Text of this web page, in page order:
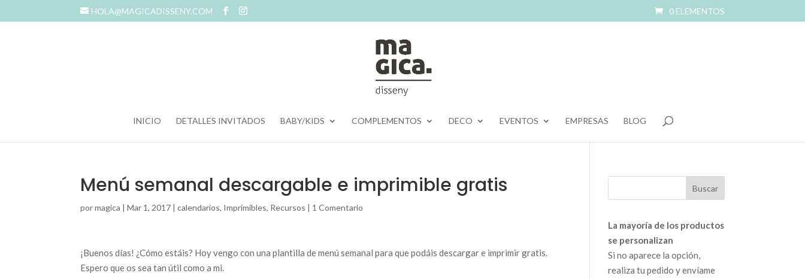
HOLA@MAGICADISSENY.COM 0 ELEMENTOS
INICIO DETALLES INVITADOS BABY/KIDS COMPLEMENTOS DECO EVENTOS EMPRESAS BLOG
Menú semanal descargable e imprimible gratis
pormagica |Mar 1, 2017 |calendarios, Imprimibles, Recursos | 1 Comentario
¡Buenos días! ¿Cómo estáis? Hoy vengo con una plantilla de menú semanal para que podáis descargar e imprimir gratis.
Espero que os sea tan útil como a mi.
La mayoría de los productos
se personalizan
Si no aparece la opción,
realiza tu pedido y envíame